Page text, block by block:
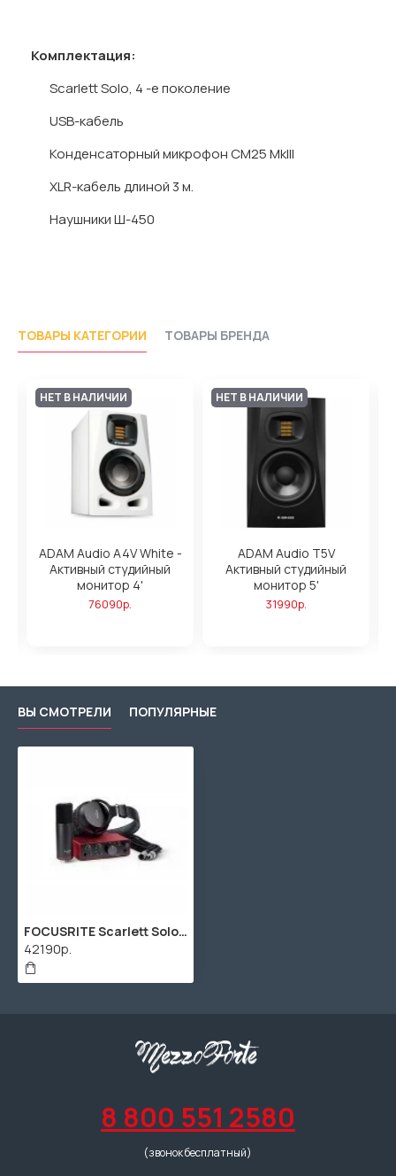
Комплектация:
Scarlett Solo, 4 -е поколение
USB-кабель
Конденсаторный микрофон CM25 MkIII
XLR-кабель длиной 3 м.
Наушники Ш-450
ТОВАРЫ КАТЕГОРИИ ТОВАРЫ БРЕНДА
НЕТ В НАЛИЧИИ
ADAM Audio A4V White -
Активный студийный
монитор 4'
76090р.
НЕТ В НАЛИЧИИ
ADAM Audio T5V
Активный студийный
монитор 5'
31990р.
ВЫ СМОТРЕЛИ ПОПУЛЯРНЫЕ
FOCUSRITE Scarlett Solo Studio 4th Gen студийный комплект
42190р.
8 800 551 2580
(звонок бесплатный)